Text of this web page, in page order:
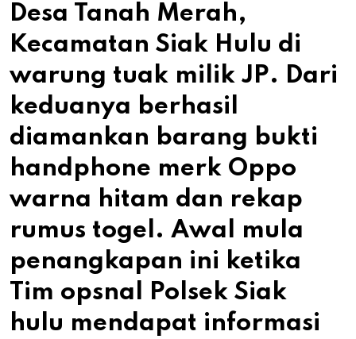
Desa Tanah Merah,
Kecamatan Siak Hulu di
warung tuak milik JP. Dari
keduanya berhasil
diamankan barang bukti
handphone merk Oppo
warna hitam dan rekap
rumus togel. Awal mula
penangkapan ini ketika
Tim opsnal Polsek Siak
hulu mendapat informasi